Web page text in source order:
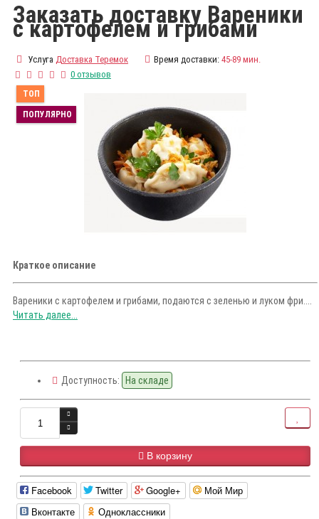
Заказать доставку Вареники
с картофелем и грибами
Услуга Доставка Теремок Время доставки: 45-89 мин.
0 отзывов
ТОП
ПОПУЛЯРНО
Краткое описание
Вареники с картофелем и грибами, подаются с зеленью и луком фри....
Читать далее...
Доступность: На складе
В корзину
Facebook Twitter Google+
Мой Мир
Вконтакте
Одноклассники